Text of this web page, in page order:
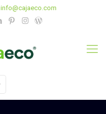
info@cajaeco.com